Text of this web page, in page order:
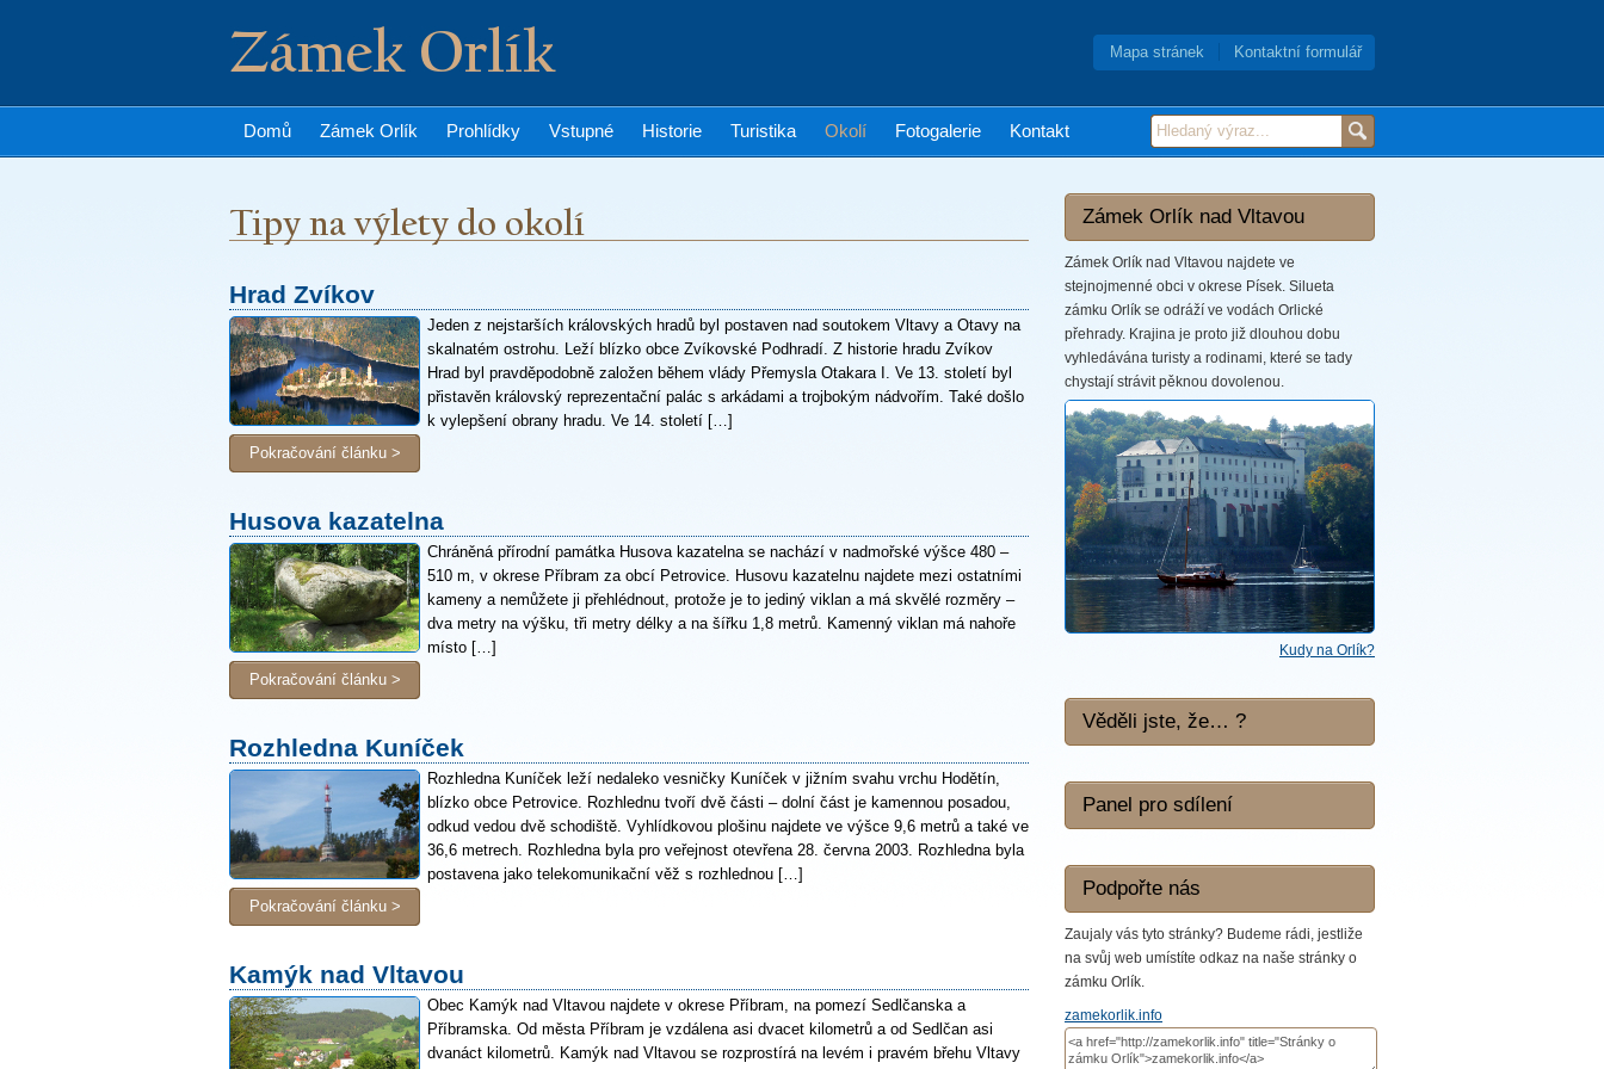
Zámek Orlík
Mapa stránek
Kontaktní formulář
Domů Zámek Orlík Prohlídky Vstupné Historie Turistika Okolí Fotogalerie Kontakt
Hrad Zvíkov
Jeden z nejstarších královských hradů byl postaven nad soutokem Vltavy a Otavy na
skalnatém ostrohu. Leží blízko obce Zvíkovské Podhradí. Z historie hradu Zvíkov
Hrad byl pravděpodobně založen během vlády Přemysla Otakara I. Ve 13. století byl
přistavěn královský reprezentační palác s arkádami a trojbokým nádvořím. Také došlo
k vylepšení obrany hradu. Ve 14. století […]
Pokračování článku >
Husova kazatelna
Chráněná přírodní památka Husova kazatelna se nachází v nadmořské výšce 480 –
510 m, v okrese Příbram za obcí Petrovice. Husovu kazatelnu najdete mezi ostatními
kameny a nemůžete ji přehlédnout, protože je to jediný viklan a má skvělé rozměry –
dva metry na výšku, tři metry délky a na šířku 1,8 metrů. Kamenný viklan má nahoře
místo […]
Pokračování článku >
Rozhledna Kuníček
Rozhledna Kuníček leží nedaleko vesničky Kuníček v jižním svahu vrchu Hodětín,
blízko obce Petrovice. Rozhlednu tvoří dvě části – dolní část je kamennou posadou,
odkud vedou dvě schodiště. Vyhlídkovou plošinu najdete ve výšce 9,6 metrů a také ve
36,6 metrech. Rozhledna byla pro veřejnost otevřena 28. června 2003. Rozhledna byla
postavena jako telekomunikační věž s rozhlednou […]
Pokračování článku >
Kamýk nad Vltavou
Obec Kamýk nad Vltavou najdete v okrese Příbram, na pomezí Sedlčanska a
Příbramska. Od města Příbram je vzdálena asi dvacet kilometrů a od Sedlčan asi
dvanáct kilometrů. Kamýk nad Vltavou se rozprostírá na levém i pravém břehu Vltavy
Zámek Orlík nad Vltavou
Zámek Orlík nad Vltavou najdete ve
stejnojmenné obci v okrese Písek. Silueta
zámku Orlík se odráží ve vodách Orlické
přehrady. Krajina je proto již dlouhou dobu
vyhledávána turisty a rodinami, které se tady
chystají strávit pěknou dovolenou.
Kudy na Orlík?
Věděli jste, že… ?
Panel pro sdílení
Podpořte nás
Zaujaly vás tyto stránky? Budeme rádi, jestliže
na svůj web umístíte odkaz na naše stránky o
zámku Orlík.
zamekorlik.info